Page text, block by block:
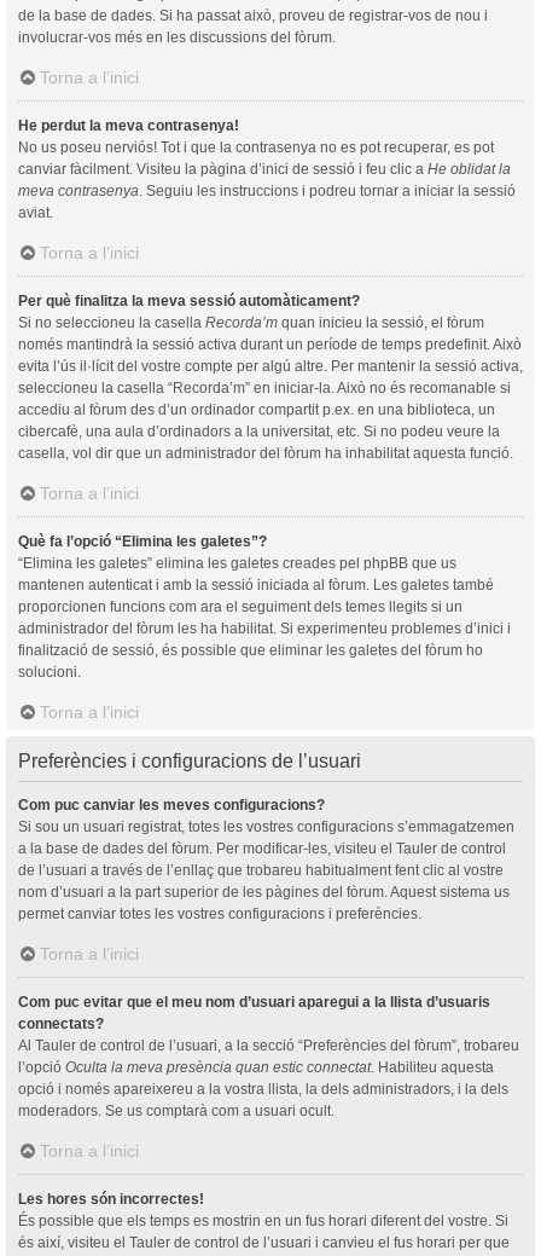
de la base de dades. Si ha passat això, proveu de registrar-vos de nou i
involucrar-vos més en les discussions del fòrum.
Torna a l’inici
He perdut la meva contrasenya!
No us poseu nerviós! Tot i que la contrasenya no es pot recuperar, es pot
canviar fàcilment. Visiteu la pàgina d’inici de sessió i feu clic a He oblidat la
meva contrasenya . Seguiu les instruccions i podreu tornar a iniciar la sessió
aviat.
Torna a l’inici
Per què finalitza la meva sessió automàticament?
Si no seleccioneu la casella Recorda’m quan inicieu la sessió, el fòrum
només mantindrà la sessió activa durant un període de temps predefinit. Això
evita l’ús il·lícit del vostre compte per algú altre. Per mantenir la sessió activa,
seleccioneu la casella “Recorda’m” en iniciar-la. Això no és recomanable si
accediu al fòrum des d’un ordinador compartit p.ex. en una biblioteca, un
cibercafè, una aula d’ordinadors a la universitat, etc. Si no podeu veure la
casella, vol dir que un administrador del fòrum ha inhabilitat aquesta funció.
Torna a l’inici
Què fa l’opció “Elimina les galetes”?
“Elimina les galetes” elimina les galetes creades pel phpBB que us
mantenen autenticat i amb la sessió iniciada al fòrum. Les galetes també
proporcionen funcions com ara el seguiment dels temes llegits si un
administrador del fòrum les ha habilitat. Si experimenteu problemes d’inici i
finalització de sessió, és possible que eliminar les galetes del fòrum ho
solucioni.
Torna a l’inici
Preferències i configuracions de l’usuari
Com puc canviar les meves configuracions?
Si sou un usuari registrat, totes les vostres configuracions s’emmagatzemen
a la base de dades del fòrum. Per modificar-les, visiteu el Tauler de control
de l’usuari a través de l’enllaç que trobareu habitualment fent clic al vostre
nom d’usuari a la part superior de les pàgines del fòrum. Aquest sistema us
permet canviar totes les vostres configuracions i preferències.
Torna a l’inici
Com puc evitar que el meu nom d’usuari aparegui a la llista d’usuaris
connectats?
Al Tauler de control de l’usuari, a la secció “Preferències del fòrum”, trobareu
l’opció Oculta la meva presència quan estic connectat. Habiliteu aquesta
opció i només apareixereu a la vostra llista, la dels administradors, i la dels
moderadors. Se us comptarà com a usuari ocult.
Torna a l’inici
Les hores són incorrectes!
És possible que els temps es mostrin en un fus horari diferent del vostre. Si
és així, visiteu el Tauler de control de l’usuari i canvieu el fus horari per que